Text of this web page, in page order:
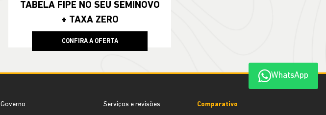
TABELA FIPE NO SEU SEMINOVO
+ TAXA ZERO
CONFIRA A OFERTA
WhatsApp
Governo
Serviços e revisões
Comparativo